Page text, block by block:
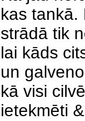
kas tankā.
strādā tik
lai kāds
un
kā visi
ietekmēti